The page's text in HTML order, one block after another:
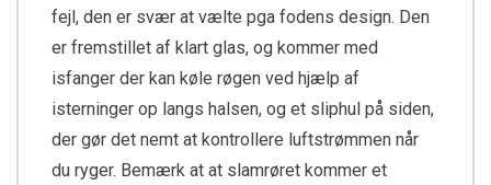
fejl, den er svær at vælte pga fodens design. Den
er fremstillet af klart glas, og kommer med
isfanger der kan køle røgen ved hjælp af
isterninger op langs halsen, og et sliphul på siden,
der gør det nemt at kontrollere luftstrømmen når
du ryger. Bemærk at at slamrøret kommer et